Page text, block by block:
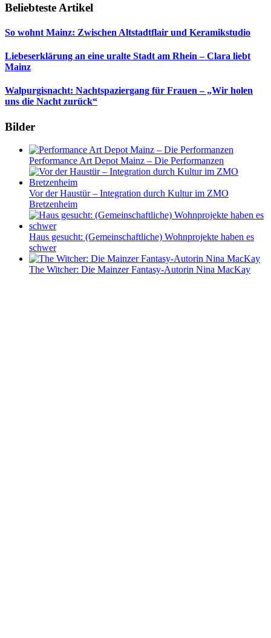
Beliebteste Artikel
So wohnt Mainz: Zwischen Altstadtflair und Keramikstudio
Liebeserklärung an eine uralte Stadt am Rhein – Clara liebt
Mainz
Walpurgisnacht: Nachtspaziergang für Frauen – „Wir holen
uns die Nacht zurück“
Bilder
Performance Art Depot Mainz – Die Performanzen
Vor der Haustür – Integration durch Kultur im ZMO
Bretzenheim
Haus gesucht: (Gemeinschaftliche) Wohnprojekte haben es
schwer
The Witcher: Die Mainzer Fantasy-Autorin Nina MacKay